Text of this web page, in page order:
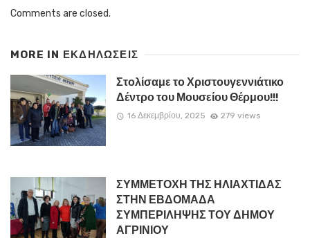
Comments are closed.
MORE IN ΕΚΔΗΛΏΣΕΙΣ
Στολίσαμε το Χριστουγεννιάτικο
Δέντρο του Μουσείου Θέρμου!!!
16 Δεκεμβρίου, 2025 279 views
ΣΥΜΜΕΤΟΧΗ ΤΗΣ ΗΛΙΑΧΤΙΔΑΣ
ΣΤΗΝ ΕΒΔΟΜΑΔΑ
ΣΥΜΠΕΡΙΛΗΨΗΣ ΤΟΥ ΔΗΜΟΥ
ΑΓΡΙΝΙΟΥ